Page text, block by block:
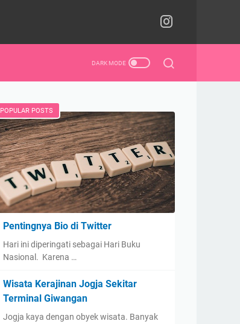
POPULAR POSTS
Pentingnya Bio di Twitter
Hari ini diperingati sebagai Hari Buku
Nasional. Karena …
Wisata Kerajinan Jogja Sekitar
Terminal Giwangan
Jogja kaya dengan obyek wisata. Banyak